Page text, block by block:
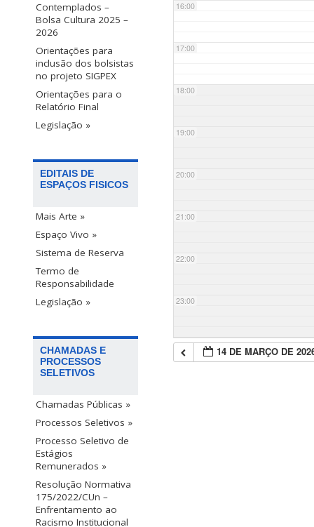
Contemplados –
Bolsa Cultura 2025 –
2026
Orientações para
inclusão dos bolsistas
no projeto SIGPEX
Orientações para o
Relatório Final
Legislação »
EDITAIS DE
ESPAÇOS FISICOS
Mais Arte »
Espaço Vivo »
Sistema de Reserva
Termo de
Responsabilidade
Legislação »
CHAMADAS E
PROCESSOS
SELETIVOS
Chamadas Públicas »
Processos Seletivos »
Processo Seletivo de
Estágios
Remunerados »
Resolução Normativa
175/2022/CUn –
Enfrentamento ao
Racismo Institucional
16:00
17:00
18:00
19:00
20:00
21:00
22:00
23:00
14 DE MARÇO DE